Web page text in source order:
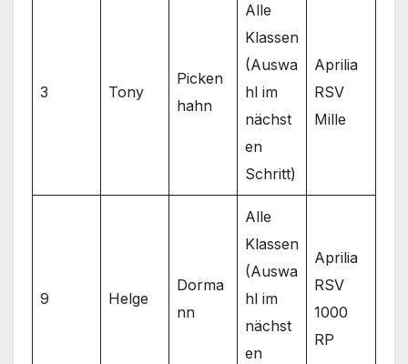
3 Tony
Picken
hahn
Alle
Klassen
(Auswa
hl im
nächst
en
Schritt)
Aprilia
RSV
Mille
9 Helge
Dorma
nn
Alle
Klassen
(Auswa
hl im
nächst
en
Aprilia
RSV
1000
RP